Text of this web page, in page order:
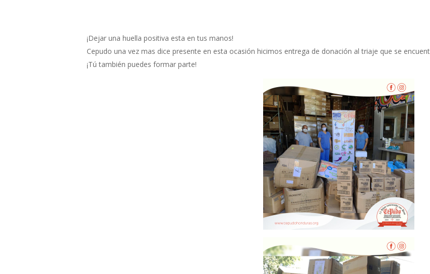
¡Dejar una huella positiva esta en tus manos!
Cepudo una vez mas dice presente en esta ocasión hicimos entrega de donación al triaje que se
¡Tú también puedes formar parte!